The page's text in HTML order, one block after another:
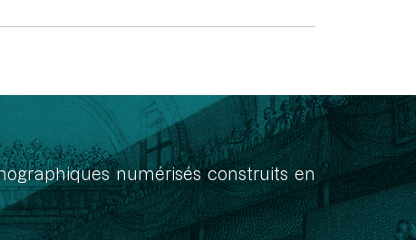
numérisés construits en